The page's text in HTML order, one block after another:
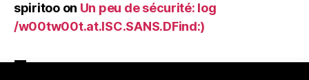
spiritooon Un peu de sécurité: log
/w00tw00t.at.ISC.SANS.DFind:)
Tags